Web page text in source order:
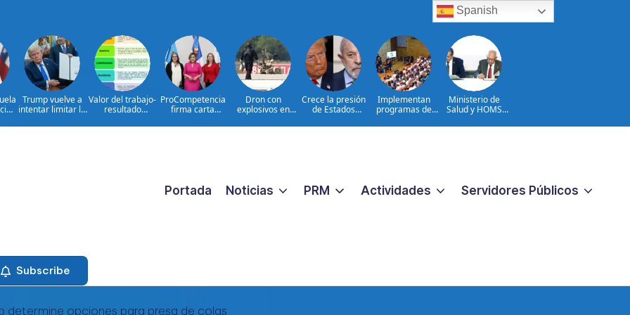
Trump vuelve a
intentar limitar la
nacimiento
Valor del trabajo-
resultado
CERCANO A LA
ProCompetencia
firma carta
obtener el Sello
Dron con
explosivos en
interrogantes
Crece la presión
de Estados
Brasil
Implementan
programas de
huertos como
Ministerio de
Salud y HOMS
para fortalecer la
Portada Noticias PRM Actividades Servidores Públicos
Subscribe
Spanish